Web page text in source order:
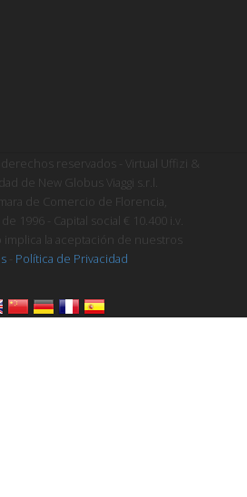
reservados - Virtual Uffizi &
de New Globus Viaggi s.r.l.
de Comercio de Florencia,
1996 - Capital social € 10.400 i.v.
implica la aceptación de nuestros
Política de Privacidad